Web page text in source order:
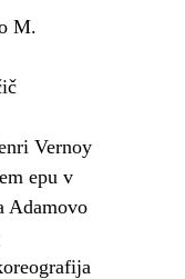
M.
Vernoy
epu v
Adamovo